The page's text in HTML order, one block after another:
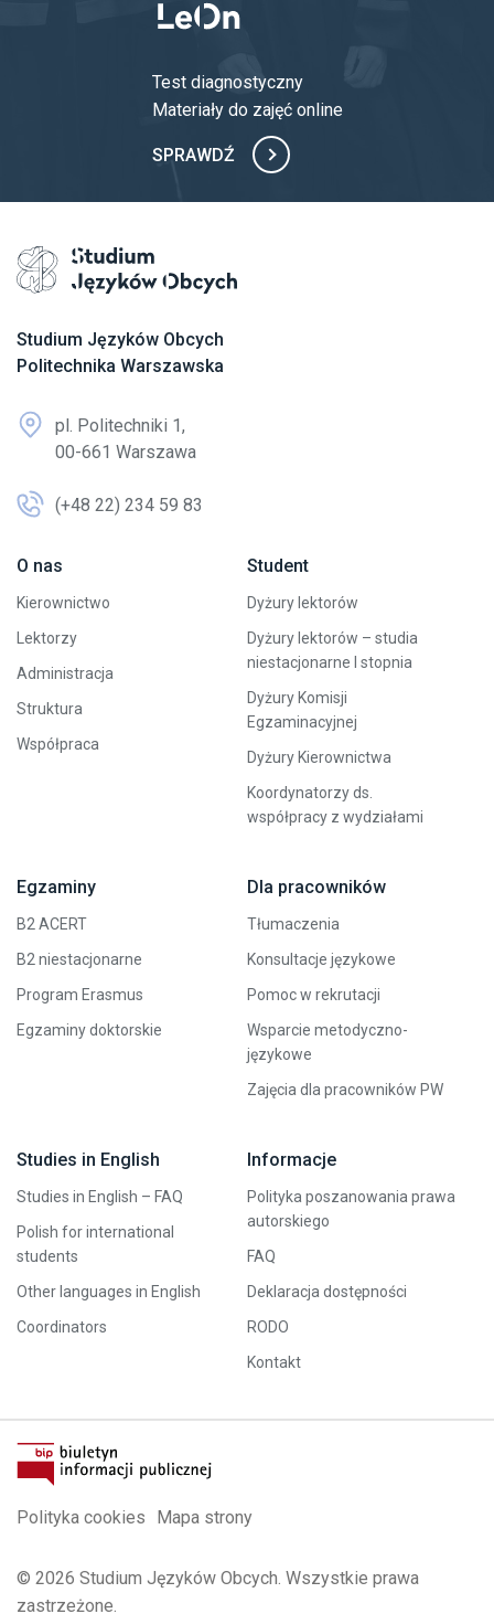
Test diagnostyczny
Materiały do zajęć online
SPRAWDŹ
Studium Języków Obcych
Politechnika Warszawska
pl. Politechniki 1,
00-661 Warszawa
(+48 22) 234 59 83
O nas
Kierownictwo
Lektorzy
Administracja
Struktura
Współpraca
Student
Dyżury lektorów
Dyżury lektorów – studia
niestacjonarne I stopnia
Dyżury Komisji
Egzaminacyjnej
Dyżury Kierownictwa
Koordynatorzy ds.
współpracy z wydziałami
Egzaminy
B2 ACERT
B2 niestacjonarne
Program Erasmus
Egzaminy doktorskie
Dla pracowników
Tłumaczenia
Konsultacje językowe
Pomoc w rekrutacji
Wsparcie metodyczno-
językowe
Zajęcia dla pracowników PW
Studies in English
Studies in English – FAQ
Polish for international
students
Other languages in English
Coordinators
Informacje
Polityka poszanowania prawa
autorskiego
FAQ
Deklaracja dostępności
RODO
Kontakt
Polityka cookies Mapa strony
© 2026 Studium Języków Obcych. Wszystkie prawa
zastrzeżone.